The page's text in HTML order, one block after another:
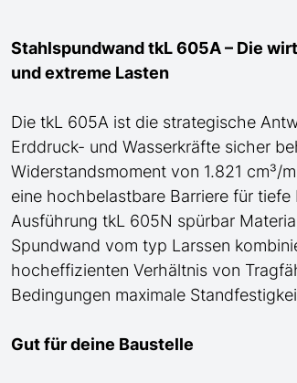
Stahlspundwand tkL 605A – Die
und extreme Lasten
Die tkL 605A ist die strategische
Erddruck- und Wasserkräfte sicher
Widerstandsmoment von 1.821 cm³/
eine hochbelastbare Barriere für
Ausführung tkL 605N spürbar
Spundwand vom typ Larssen
hocheffizienten Verhältnis von
Bedingungen maximale
Gut für deine Baustelle